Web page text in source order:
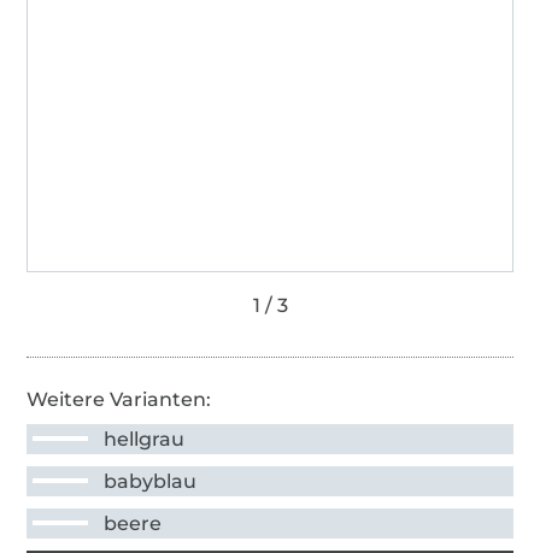
Weitere Varianten:
hellgrau
babyblau
beere